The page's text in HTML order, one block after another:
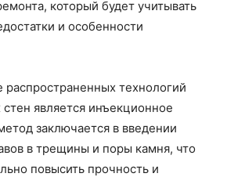
который будет учитывать
и особенности
распространенных технологий
является инъекционное
заключается в введении
в трещины и поры камня, что
повысить прочность и